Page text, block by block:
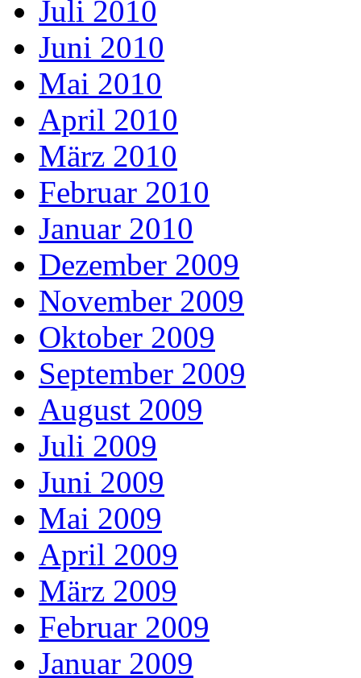
Juli 2010
Juni 2010
Mai 2010
April 2010
März 2010
Februar 2010
Januar 2010
Dezember 2009
November 2009
Oktober 2009
September 2009
August 2009
Juli 2009
Juni 2009
Mai 2009
April 2009
März 2009
Februar 2009
Januar 2009